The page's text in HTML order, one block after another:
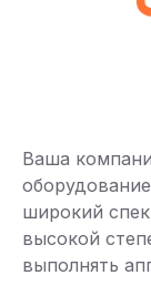
Ваша
широкий
высокой
выполнять